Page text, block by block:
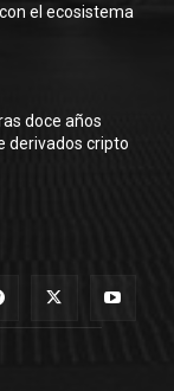
el ecosistema
doce años
derivados cripto